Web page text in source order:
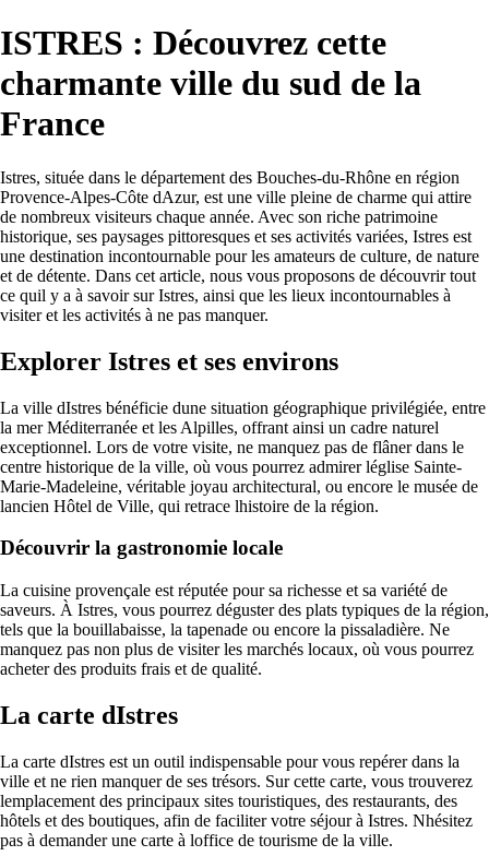
ISTRES : Découvrez cette
charmante ville du sud de la
France
Istres, située dans le département des Bouches-du-Rhône en région
Provence-Alpes-Côte dAzur, est une ville pleine de charme qui attire
de nombreux visiteurs chaque année. Avec son riche patrimoine
historique, ses paysages pittoresques et ses activités variées, Istres est
une destination incontournable pour les amateurs de culture, de nature
et de détente. Dans cet article, nous vous proposons de découvrir tout
ce quil y a à savoir sur Istres, ainsi que les lieux incontournables à
visiter et les activités à ne pas manquer.
Explorer Istres et ses environs
La ville dIstres bénéficie dune situation géographique privilégiée, entre
la mer Méditerranée et les Alpilles, offrant ainsi un cadre naturel
exceptionnel. Lors de votre visite, ne manquez pas de flâner dans le
centre historique de la ville, où vous pourrez admirer léglise Sainte-
Marie-Madeleine, véritable joyau architectural, ou encore le musée de
lancien Hôtel de Ville, qui retrace lhistoire de la région.
Découvrir la gastronomie locale
La cuisine provençale est réputée pour sa richesse et sa variété de
saveurs. À Istres, vous pourrez déguster des plats typiques de la région,
tels que la bouillabaisse, la tapenade ou encore la pissaladière. Ne
manquez pas non plus de visiter les marchés locaux, où vous pourrez
acheter des produits frais et de qualité.
La carte dIstres
La carte dIstres est un outil indispensable pour vous repérer dans la
ville et ne rien manquer de ses trésors. Sur cette carte, vous trouverez
lemplacement des principaux sites touristiques, des restaurants, des
hôtels et des boutiques, afin de faciliter votre séjour à Istres. Nhésitez
pas à demander une carte à loffice de tourisme de la ville.